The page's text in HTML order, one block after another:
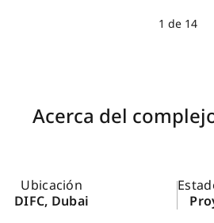
1 de 14
Acerca del
Ubicación
DIFC, Dubai